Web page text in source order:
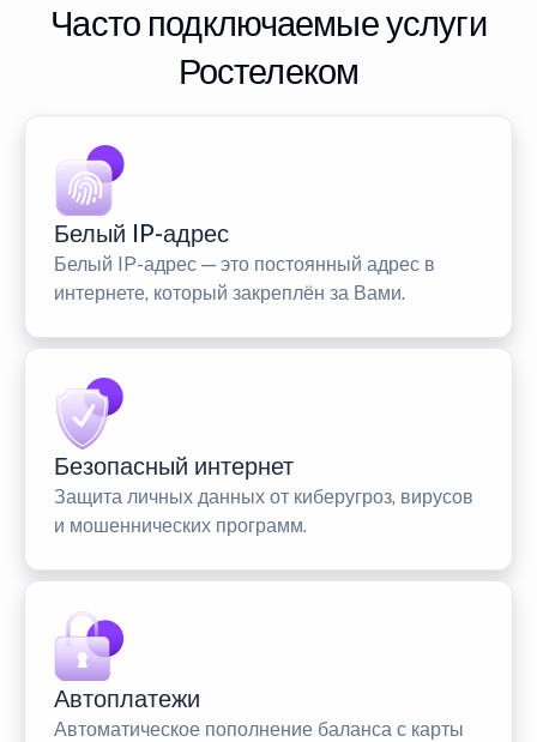
Часто подключаемые услуги
Ростелеком
Белый IP-адрес
Белый IP-адрес — это постоянный адрес в
интернете, который закреплён за Вами.
Безопасный интернет
Защита личных данных от киберугроз, вирусов
и мошеннических программ.
Автоплатежи
Автоматическое пополнение баланса с карты